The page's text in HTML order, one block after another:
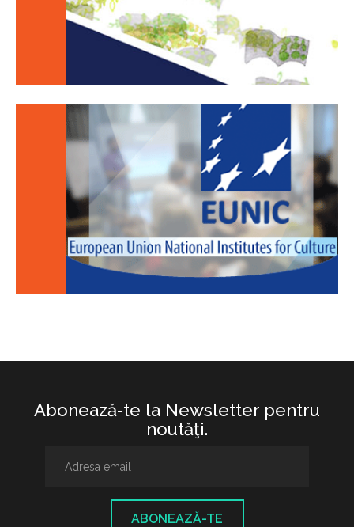
Abonează-te la Newsletter pentru
noutăţi.
ABONEAZĂ-TE